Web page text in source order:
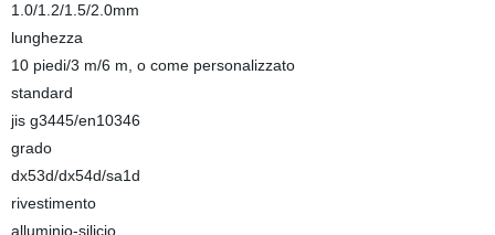
1.0/1.2/1.5/2.0mm
lunghezza
10 piedi/3 m/6 m, o come personalizzato
standard
jis g3445/en10346
grado
dx53d/dx54d/sa1d
rivestimento
alluminio-silicio